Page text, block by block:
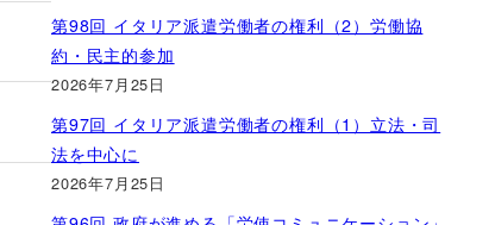
第98回 イタリア派遣労働者の権利（2）労働協
約・民主的参加
2026年7月25日
第97回 イタリア派遣労働者の権利（1）立法・司
法を中心に
2026年7月25日